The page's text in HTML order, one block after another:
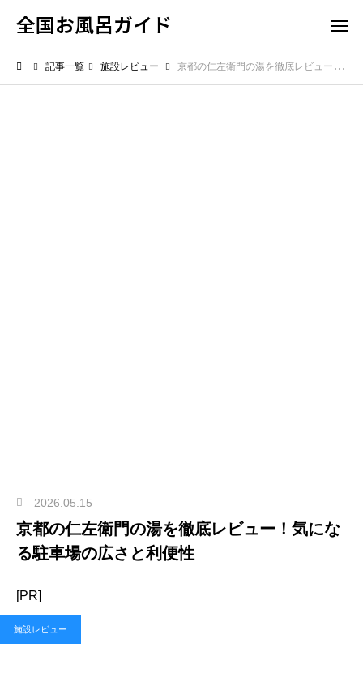
全国お風呂ガイド
記事一覧 施設レビュー 京都の仁左衛門の湯を徹底レビュー！気になる駐車場の広さと利便性
2026.05.15
京都の仁左衛門の湯を徹底レビュー！気にな
る駐車場の広さと利便性
[PR]
施設レビュー